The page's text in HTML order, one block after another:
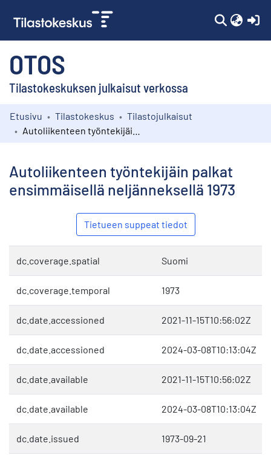
OTOS
Tilastokeskuksen julkaisut verkossa
Kokoelmat
Etusivu Tilastokeskus
Tilastojulkaisut
Autoliikenteen työntekijäin palkat
ensimmäisellä neljänneksellä 1973
Tietueen suppeat tiedot
dc.coverage.spatial Suomi
dc.coverage.temporal 1973
dc.date.accessioned 2021-11-15T10:56:02Z
dc.date.accessioned 2024-03-08T10:13:04Z
dc.date.available 2021-11-15T10:56:02Z
dc.date.available 2024-03-08T10:13:04Z
dc.date.issued 1973-09-21